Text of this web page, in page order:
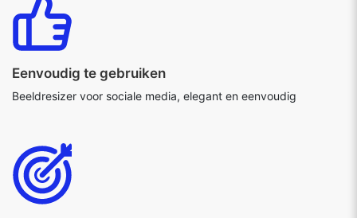
Eenvoudig te gebruiken
Beeldresizer voor sociale media, elegant en eenvoudig